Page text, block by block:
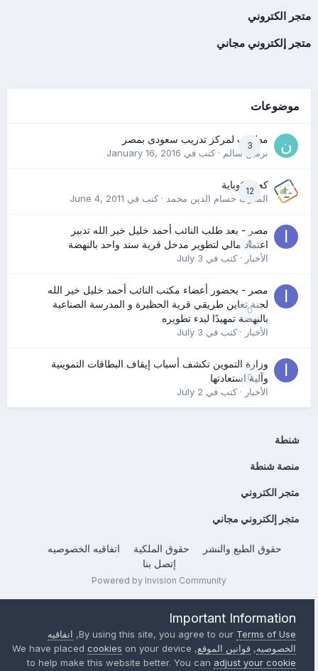
متجر الكتروني
متجر إلكتروني مجاني
موضوعات
3
مطلوب لمركز تدريب سعودى بمصر
نرمين سالم· كتب في January 16, 2016
12
كعب كوباية
المدرب حسام الدين محمد· كتب في June 4, 2011
0
مصر - بعد طلب النائب أحمد خليل خير الله تدبير
اعتماد مالي لتطوير مدخل قرية سند واحد بالنهضة
الأخبار· كتب في July 3
0
مصر - بحضور أعضاء مكتب النائب أحمد خليل خير الله
لجنة تعاين طريقي قرية الحظيرة و المدرسة الصناعية
بالنهضة تمهيدًا لبدء تطويره
الأخبار· كتب في July 3
0
وزارة التموين تكشف أسباب إيقاف البطاقات التموينية
وآلية استعادتها
الأخبار· كتب في July 2
شنطة
منصة شنطة
متجر الكتروني
متجر إلكتروني مجاني
حقوق الطبع والنشر حقوق الملكية
اتفاقيه الخصوصيه
إتصل بنا
Powered by Invision Community
Important Information
By using this site, you agree to ourTerms of Use
, اتفاقيه
الخصوصيه, قوانين الموقع, We have placed
cookies on your device
to help make this website better. You canadjust your cookie